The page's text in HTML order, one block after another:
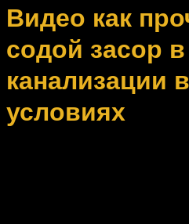
Видео как
содой засор в
канализации
условиях